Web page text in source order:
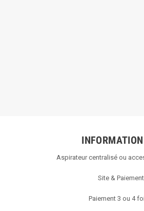
Aspirateur centralisé ou
Site &
Paiement 3 ou 4